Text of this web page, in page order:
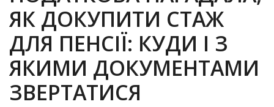
ЯК ДОКУПИТИ СТАЖ
ДЛЯ ПЕНСІЇ: КУДИ І З
ЯКИМИ ДОКУМЕНТАМИ
ЗВЕРТАТИСЯ